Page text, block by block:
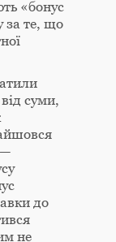
«бонус
за те, що
суми,
—
до
не